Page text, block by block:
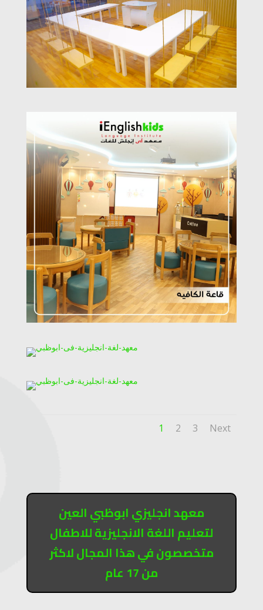
1 2 3 Next
معهد انجليزي ابوظبي العين
لتعليم اللغة الانجليزية للاطفال
متخصصون في هذا المجال لاكثر
من 17 عام